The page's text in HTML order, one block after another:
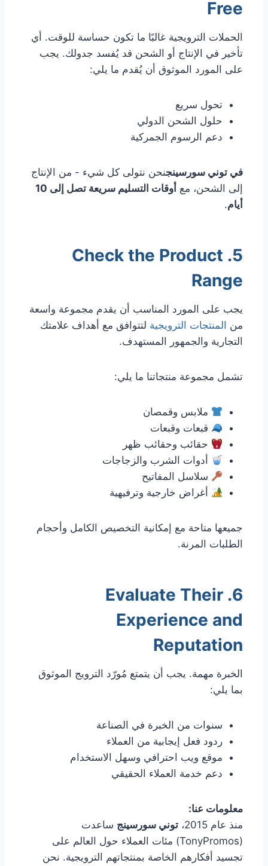
Free
الحملات الترويجية غالبًا ما تكون حساسة للوقت. أي
تأخير في الإنتاج أو الشحن قد يُفسد جدولك. يجب
على المورد الموثوق أن يُقدم ما يلي:
تحول سريع
حلول الشحن الدولي
دعم الرسوم الجمركية
في توني سورسينجنحن نتولى كل شيء - من الإنتاج
إلى الشحن، مع
أوقات التسليم سريعة تصل إلى 10
أيام.
5. Check the Product
Range
يجب على المورد المناسب أن يقدم مجموعة واسعة
من المنتجات الترويجية لتتوافق مع أهداف علامتك
التجارية والجمهور المستهدف.
تشمل مجموعة منتجاتنا ما يلي:
ملابس وقمصان
قبعات وقبعات
حقائب وحقائب ظهر
أدوات الشرب والزجاجات
سلاسل المفاتيح
أغراض خارجية وترفيهية
جميعها متاحة مع إمكانية التخصيص الكامل وأحجام
الطلبات المرنة.
6. Evaluate Their
Experience and
Reputation
الخبرة مهمة. يجب أن يتمتع مُورّد الترويج الموثوق
بما يلي:
سنوات من الخبرة في الصناعة
ردود فعل إيجابية من العملاء
موقع ويب احترافي وسهل الاستخدام
دعم خدمة العملاء الحقيقي
معلومات عنا:
منذ عام 2015،
توني سورسينج ساعدت
(TonyPromos) مئات العملاء حول العالم على
تجسيد أفكارهم الخاصة بمنتجاتهم الترويجية. نحن